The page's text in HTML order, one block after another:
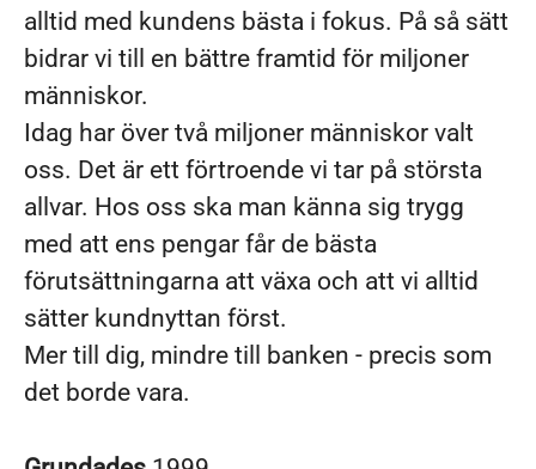
alltid med kundens bästa i fokus. På så sätt
bidrar vi till en bättre framtid för miljoner
människor.
Idag har över två miljoner människor valt
oss. Det är ett förtroende vi tar på största
allvar. Hos oss ska man känna sig trygg
med att ens pengar får de bästa
förutsättningarna att växa och att vi alltid
sätter kundnyttan först.
Mer till dig, mindre till banken - precis som
det borde vara.